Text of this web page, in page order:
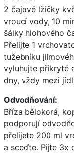
2 čajové lžičky
vroucí vody, 10
šálky hlohového
Přelijte 1
tužebníku
vyluhujte přikryté
dny, vždy mezi
Odvodňování:
Bříza bělokorá,
podporují
přelijete 200 ml
a sceďte. Pijte 3x